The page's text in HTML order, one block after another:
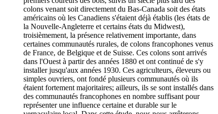
colons venant soit directement du Bas-Canada soit des états
américains où les Canadiens s'étaient déjà établis (les états de
la Nouvelle-Angleterre et certains états du Midwest),
troisièmement, la présence relativement importante, dans
certaines communautés rurales, de colons francophones venus
de France, de Belgique et de Suisse. Ces colons sont arrivés
dans l'Ouest à partir des années 1880 et ont continué de s'y
installer jusqu'aux années 1930. Ces agriculteurs, éleveurs ou
simples ouvriers, ont fondé plusieurs communautés où ils
étaient fortement majoritaires; ailleurs, ils se sont installés dans
des communautés francophones en nombre suffisant pour
représenter une influence certaine et durable sur le